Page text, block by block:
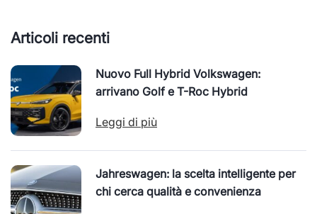
Articoli recenti
Nuovo Full Hybrid Volkswagen:
arrivano Golf e T-Roc Hybrid
Leggi di più
Jahreswagen: la scelta intelligente per
chi cerca qualità e convenienza